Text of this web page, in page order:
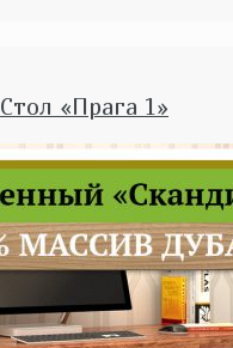
Стол «Прага 1»